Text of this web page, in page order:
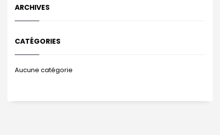
ARCHIVES
CATÉGORIES
Aucune catégorie